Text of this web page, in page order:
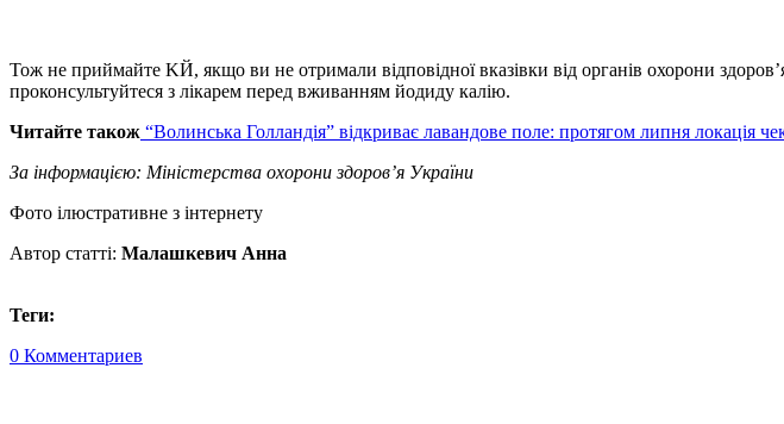
Тож не приймайте KЙ, якщо ви не отримали відповідної вказівки від органів охорони
проконсультуйтеся з лікарем перед вживанням йодиду калію.
Читайте також “Волинська Голландія” відкриває лавандове поле: протягом липня локація
За інформацією: Міністерства охорони здоров’я України
Фото ілюстративне з інтернету
Автор статті: Малашкевич Анна
Теги:
0 Комментариев